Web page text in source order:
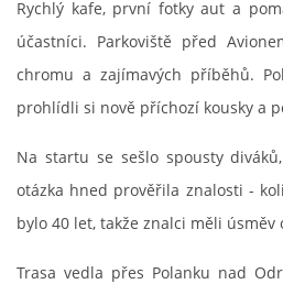
Old Fiat Club kontakty
Poháry a ceny členů klubu
Vývozy a osvědčení
Rychlý kafe, první fotky aut a
účastníci. Parkoviště před
chromu a zajímavých příběhů.
prohlídli si nově příchozí kousky a
Na startu se sešlo spousty
otázka hned prověřila znalosti -
bylo 40 let, takže znalci měli úsměv
Trasa vedla přes Polanku nad